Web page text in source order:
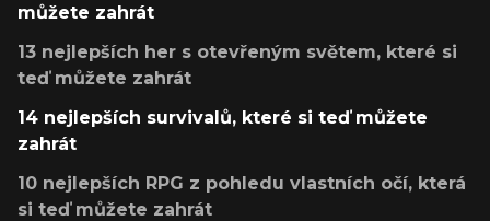
můžete zahrát
13 nejlepších her s otevřeným světem, které si
teď můžete zahrát
14 nejlepších survivalů, které si teď můžete
zahrát
10 nejlepších RPG z pohledu vlastních očí, která
si teď můžete zahrát